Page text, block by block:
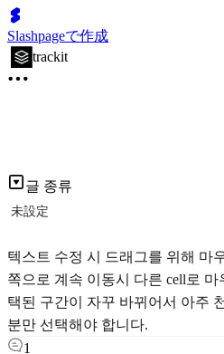
Slashpageで作成
trackit
글 종류
未設定
텍스트 수정 시 드래그를 위해 마
쪽으로 계속 이동시 다른 cell로
택된 구간이 자꾸 바뀌어서 아주
분만 선택해야 합니다.
1